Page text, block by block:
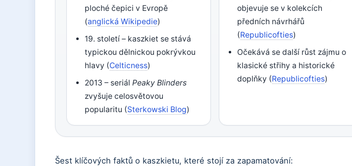
ploché čepici v Evropě
(anglická Wikipedie)
19. století – kaszkiet se stává
typickou dělnickou pokrývkou
hlavy (Celticness)
2013 – seriálPeaky Blinders
zvyšuje celosvětovou
popularitu (Sterkowski Blog)
objevuje se v kolekcích
předních návrhářů
(Republicofties)
Očekává se další růst zájmu o
klasické střihy a historické
doplňky (Republicofties)
Šest klíčových faktů o kaszkietu, které stojí za zapamatování: